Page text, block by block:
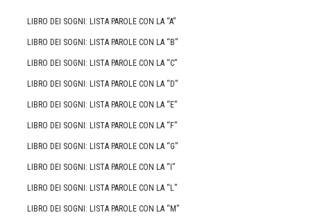
LIBRO DEI SOGNI: LISTA PAROLE CON LA “A”
LIBRO DEI SOGNI: LISTA PAROLE CON LA “B”
LIBRO DEI SOGNI: LISTA PAROLE CON LA “C”
LIBRO DEI SOGNI: LISTA PAROLE CON LA “D”
LIBRO DEI SOGNI: LISTA PAROLE CON LA “E”
LIBRO DEI SOGNI: LISTA PAROLE CON LA “F”
LIBRO DEI SOGNI: LISTA PAROLE CON LA “G”
LIBRO DEI SOGNI: LISTA PAROLE CON LA “I”
LIBRO DEI SOGNI: LISTA PAROLE CON LA “L”
LIBRO DEI SOGNI: LISTA PAROLE CON LA “M”